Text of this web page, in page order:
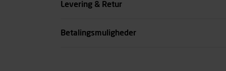
Levering & Retur
Betalingsmuligheder